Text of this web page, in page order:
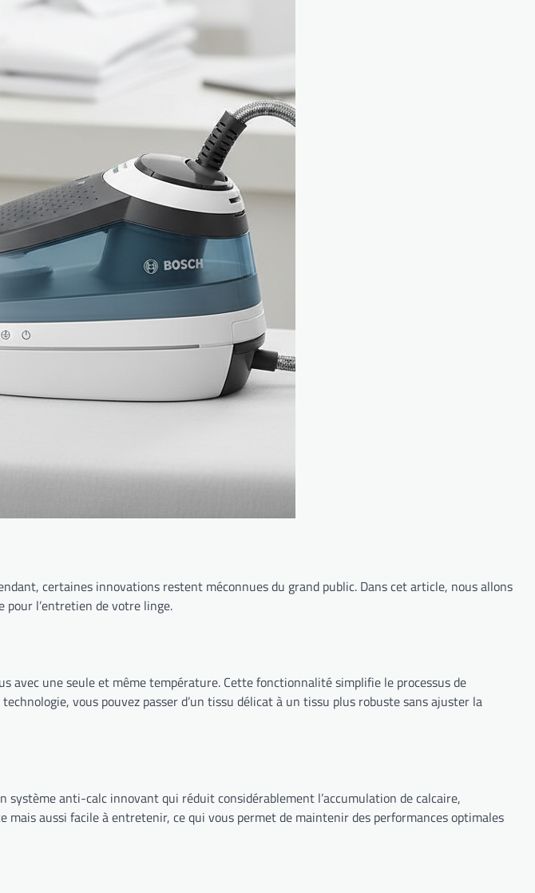
certaines innovations restent méconnues du grand public. Dans cet article, nous allons
pour l’entretien de votre linge.
avec une seule et même température. Cette fonctionnalité simplifie le processus de
vous pouvez passer d’un tissu délicat à un tissu plus robuste sans ajuster la
système anti-calc innovant qui réduit considérablement l’accumulation de calcaire,
aussi facile à entretenir, ce qui vous permet de maintenir des performances optimales